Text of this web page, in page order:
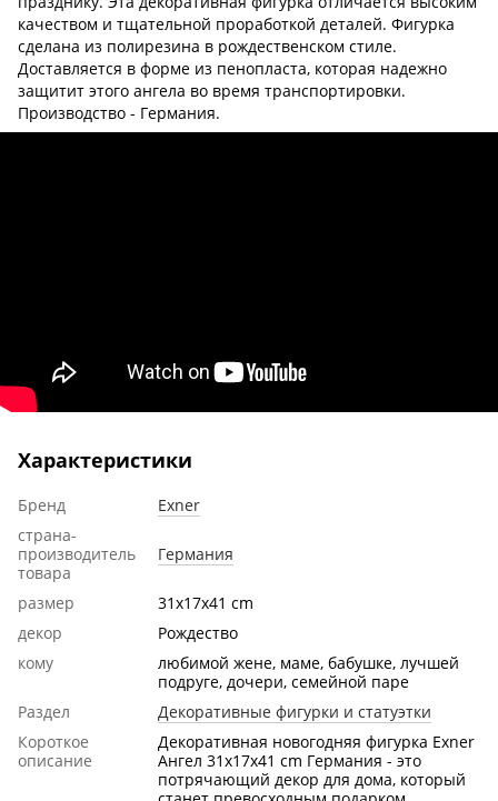
качеством и тщательной проработкой деталей. Фигурка
сделана из полирезина в рождественском стиле.
Доставляется в форме из пенопласта, которая надежно
защитит этого ангела во время транспортировки.
Производство - Германия.
Характеристики
Бренд
Exner
страна-
производитель
товара
Германия
размер
31x17x41 cm
декор
Рождество
кому
любимой жене, маме, бабушке, лучшей
подруге, дочери, семейной паре
Раздел
Декоративные фигурки и статуэтки
Короткое
описание
Декоративная новогодняя фигурка Exner
Ангел 31x17x41 cm Германия - это
потрячающий декор для дома, который